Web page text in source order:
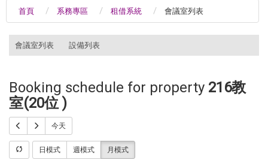
首頁 系務專區 租借系統 會議室列表
會議室列表 設備列表
Booking schedule for property 216教
室(20位 )
今天
日模式 週模式 月模式